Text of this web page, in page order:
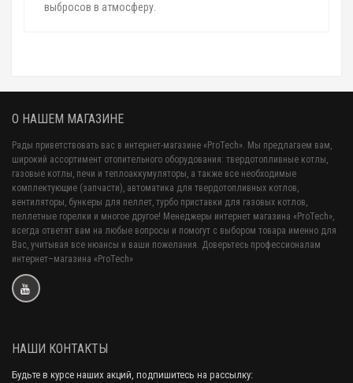
выбросов в атмосферу.
О НАШЕМ МАГАЗИНЕ
Рады приветствовать вас в интернет-магазине «ProTech». Мы предлагаем вам,
широкий ассортимент отопительного оборудования: твердотопливные котлы,
газовые котлы, печи и теплоаккумуляторы, а также все необходимые
комплектующие (запчасти), автоматика для твердотопливных котлов,
вентиляторы, бункеры для пеллет, турбо приставки для газовых котлов,
пеллетные горелки и многое другое! Менеджеры интернет магазина «ProTech»,
всегда ответят вам на любые вопросы и помогут с выбором товара именно для
Вас, учитывая все нюансы и ваши пожелания. Доверьтесь профессионалам
интернет–магазина «ProTech»
НАШИ КОНТАКТЫ
Будьте в курсе наших акций, подпишитесь на рассылку: